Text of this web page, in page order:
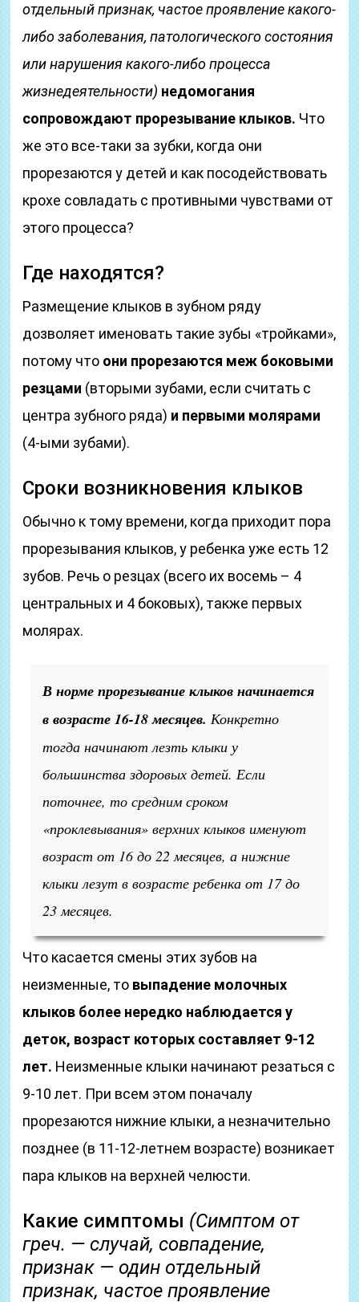
отдельный признак, частое проявление какого-
либо заболевания, патологического состояния
или нарушения какого-либо процесса
жизнедеятельности) недомогания
сопровождают прорезывание клыков. Что
же это все-таки за зубки, когда они
прорезаются у детей и как посодействовать
крохе совладать с противными чувствами от
этого процесса?
Где находятся?
Размещение клыков в зубном ряду
дозволяет именовать такие зубы «тройками»,
потому что они прорезаются меж боковыми
резцами (вторыми зубами, если считать с
центра зубного ряда) и первыми молярами
(4-ыми зубами).
Сроки возникновения клыков
Обычно к тому времени, когда приходит пора
прорезывания клыков, у ребенка уже есть 12
зубов. Речь о резцах (всего их восемь – 4
центральных и 4 боковых), также первых
молярах.
В норме прорезывание клыков начинается
в возрасте 16-18 месяцев. Конкретно
тогда начинают лезть клыки у
большинства здоровых детей. Если
поточнее, то средним сроком
«проклевывания» верхних клыков именуют
возраст от 16 до 22 месяцев, а нижние
клыки лезут в возрасте ребенка от 17 до
23 месяцев.
Что касается смены этих зубов на
неизменные, то выпадение молочных
клыков более нередко наблюдается у
деток, возраст которых составляет 9-12
лет. Неизменные клыки начинают резаться с
9-10 лет. При всем этом поначалу
прорезаются нижние клыки, а незначительно
позднее (в 11-12-летнем возрасте) возникает
пара клыков на верхней челюсти.
Какие симптомы (Симптом от
греч. — случай, совпадение,
признак — один отдельный
признак, частое проявление